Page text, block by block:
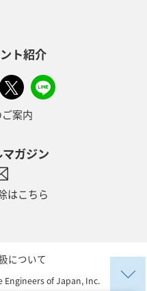
ト紹介
案内
ガジン
はこちら
について
Engineers of Japan, Inc.